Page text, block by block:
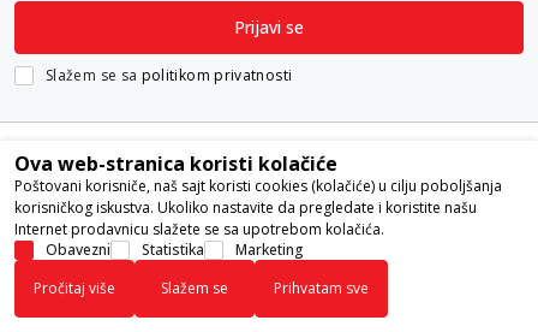
Prijavi se
Slažem se sa politikom privatnosti
Nastojimo da budemo što precizniji u opisu proizvoda, prikazu slika i
samih cena, ali ne možemo garantovati da su sve informacije kompletne i
bez grešaka. Svi artikli prikazani na sajtu su deo naše ponude i ne
podrazumeva da su dostupni u svakom trenutku.
Ova web-stranica koristi kolačiće
Poštovani korisniče, naš sajt koristi cookies (kolačiće) u cilju poboljšanja
korisničkog iskustva. Ukoliko nastavite da pregledate i koristite našu
Internet prodavnicu slažete se sa upotrebom kolačića.
Obavezni
Statistika
Marketing
Pročitaj više
Slažem se Prihvatam sve